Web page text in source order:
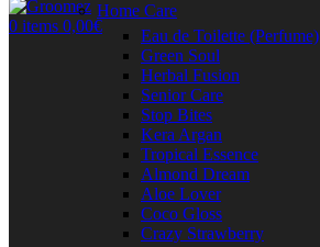
0 items 0,00€
Home Care
Eau de Toilette (Perfume)
Green Soul
Herbal Fusion
Senior Care
Stop Bites
Kera Argan
Tropical Essence
Almond Dream
Aloe Lover
Coco Gloss
Crazy Strawberry